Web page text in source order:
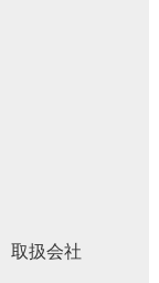
取扱会社